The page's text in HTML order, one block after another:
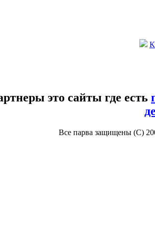
это сайты где есть
Все парва защищены (С)